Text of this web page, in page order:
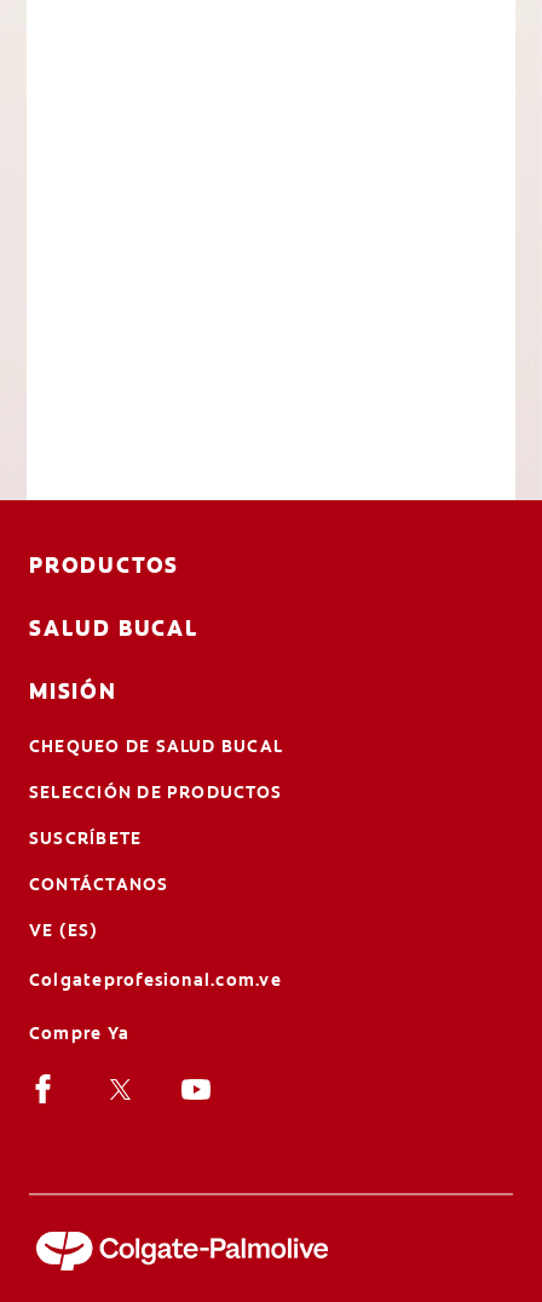
PRODUCTOS
SALUD BUCAL
MISIÓN
CHEQUEO DE SALUD BUCAL
SELECCIÓN DE PRODUCTOS
SUSCRÍBETE
CONTÁCTANOS
VE (ES)
Colgateprofesional.com.ve
Compre Ya